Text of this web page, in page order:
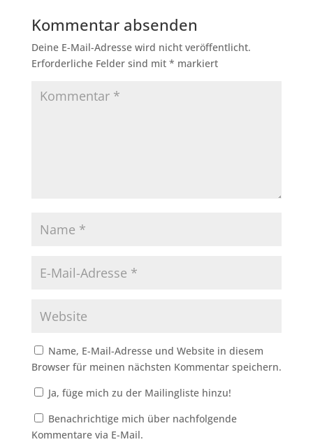
Kommentar absenden
Deine E-Mail-Adresse wird nicht veröffentlicht.
Erforderliche Felder sind mit * markiert
Name, E-Mail-Adresse und Website in diesem
Browser für meinen nächsten Kommentar speichern.
Ja, füge mich zu der Mailingliste hinzu!
Benachrichtige mich über nachfolgende
Kommentare via E-Mail.